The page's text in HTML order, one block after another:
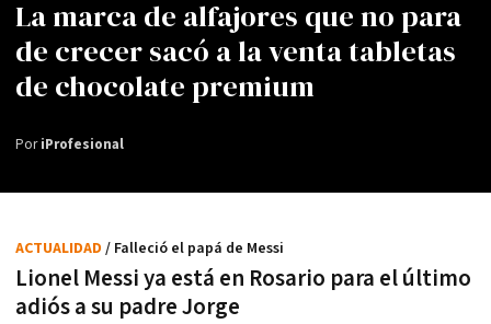
La marca de alfajores que no para
de crecer sacó a la venta tabletas
de chocolate premium
PoriProfesional
Lionel Messi ya está en Rosario para el último
adiós a su padre Jorge
ACTUALIDAD / Falleció el papá de Messi